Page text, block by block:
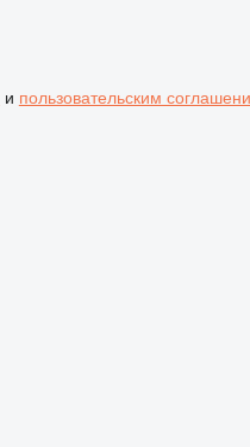
и пользовательским